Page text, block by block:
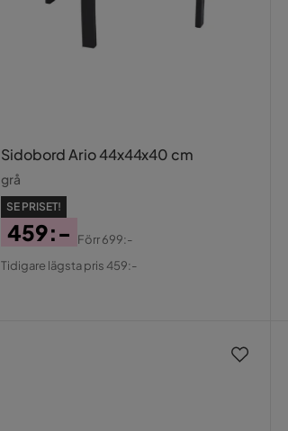
Sidobord Ario 44x44x40 cm
grå
SE PRISET!
Pris
459:-
Original
Förr699:-
Tidigare lägsta pris 459:-